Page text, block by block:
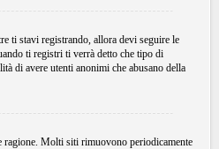
ti stavi registrando, allora devi seguire le
ti registri ti verrà detto che tipo di
di avere utenti anonimi che abusano della
ragione. Molti siti rimuovono periodicamente